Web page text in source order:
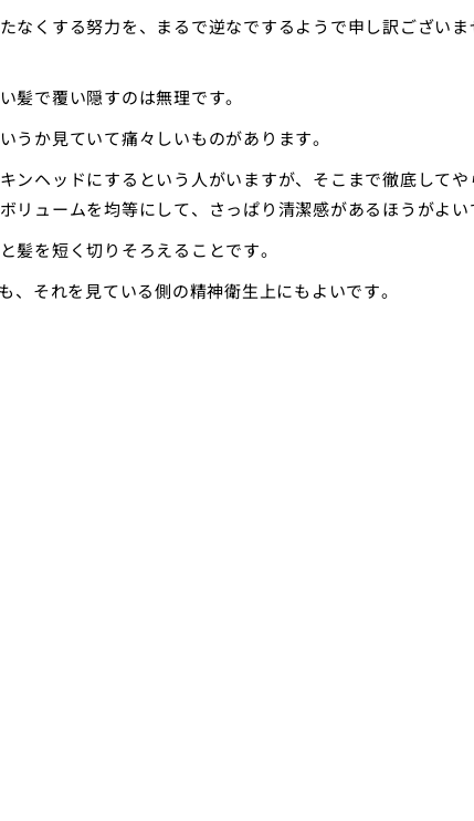
なくする努力を、まるで逆なでするようで申し訳ござい
髪で覆い隠すのは無理です。
うか見ていて痛々しいものがあります。
ンヘッドにするという人がいますが、そこまで徹底して
リュームを均等にして、さっぱり清潔感があるほうがよい
髪を短く切りそろえることです。
、それを見ている側の精神衛生上にもよいです。